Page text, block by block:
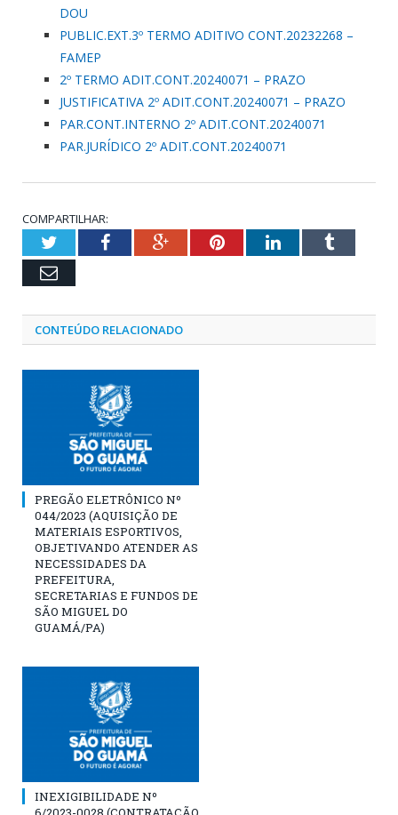
DOU
PUBLIC.EXT.3º TERMO ADITIVO CONT.20232268 –
FAMEP
2º TERMO ADIT.CONT.20240071 – PRAZO
JUSTIFICATIVA 2º ADIT.CONT.20240071 – PRAZO
PAR.CONT.INTERNO 2º ADIT.CONT.20240071
PAR.JURÍDICO 2º ADIT.CONT.20240071
COMPARTILHAR:
TwitterFacebookGoogle+PinterestLinkedInTumblr
Email
CONTEÚDO RELACIONADO
PREGÃO ELETRÔNICO Nº
044/2023 (AQUISIÇÃO DE
MATERIAIS ESPORTIVOS,
OBJETIVANDO ATENDER AS
NECESSIDADES DA
PREFEITURA,
SECRETARIAS E FUNDOS DE
SÃO MIGUEL DO
GUAMÁ/PA)
INEXIGIBILIDADE Nº